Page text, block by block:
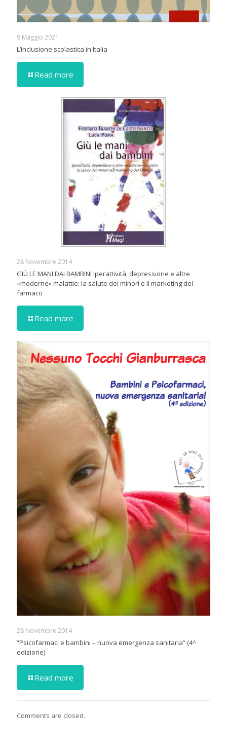
9 Maggio 2021
L’inclusione scolastica in Italia
Read more
28 Novembre 2014
GIÙ LE MANI DAI BAMBINI Iperattività, depressione e altre
«moderne» malattie: la salute dei minori e il marketing del
farmaco
Read more
28 Novembre 2014
“Psicofarmaci e bambini – nuova emergenza sanitaria” (4^
edizione)
Read more
Comments are closed.